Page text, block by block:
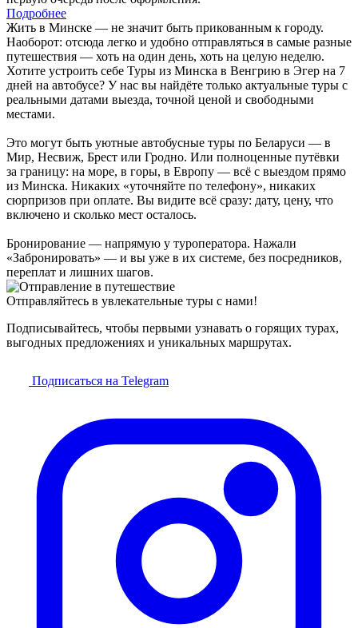
Подробнее
Жить в Минске — не значит быть прикованным к городу.
Наоборот: отсюда легко и удобно отправляться в самые разные
путешествия — хоть на один день, хоть на целую неделю.
Хотите устроить себе Туры из Минска в Венгрию в Эгер на 7
дней на автобусе? У нас вы найдёте только актуальные туры с
реальными датами выезда, точной ценой и свободными
местами.
Это могут быть уютные автобусные туры по Беларуси — в
Мир, Несвиж, Брест или Гродно. Или полноценные путёвки
за границу: на море, в горы, в Европу — всё с выездом прямо
из Минска. Никаких «уточняйте по телефону», никаких
сюрпризов при оплате. Вы видите всё сразу: дату, цену, что
включено и сколько мест осталось.
Бронирование — напрямую у туроператора. Нажали
«Забронировать» — и вы уже в их системе, без посредников,
переплат и лишних шагов.
Отправляйтесь в увлекательные туры с нами!
Подписывайтесь, чтобы первыми узнавать о горящих турах,
выгодных предложениях и уникальных маршрутах.
Подписаться на Telegram